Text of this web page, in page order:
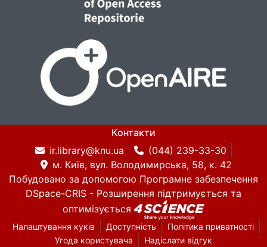
Контакти
ir.library@knu.ua
(044) 239-33-30
м. Київ, вул. Володимирська, 58, к. 42
Побудовано за допомогою Програмне забезпечення
DSpace-CRIS - Розширення підтримується та
оптимізується
Налаштування куків Доступність
Політика приватності
Угода користувача
Надіслати відгук